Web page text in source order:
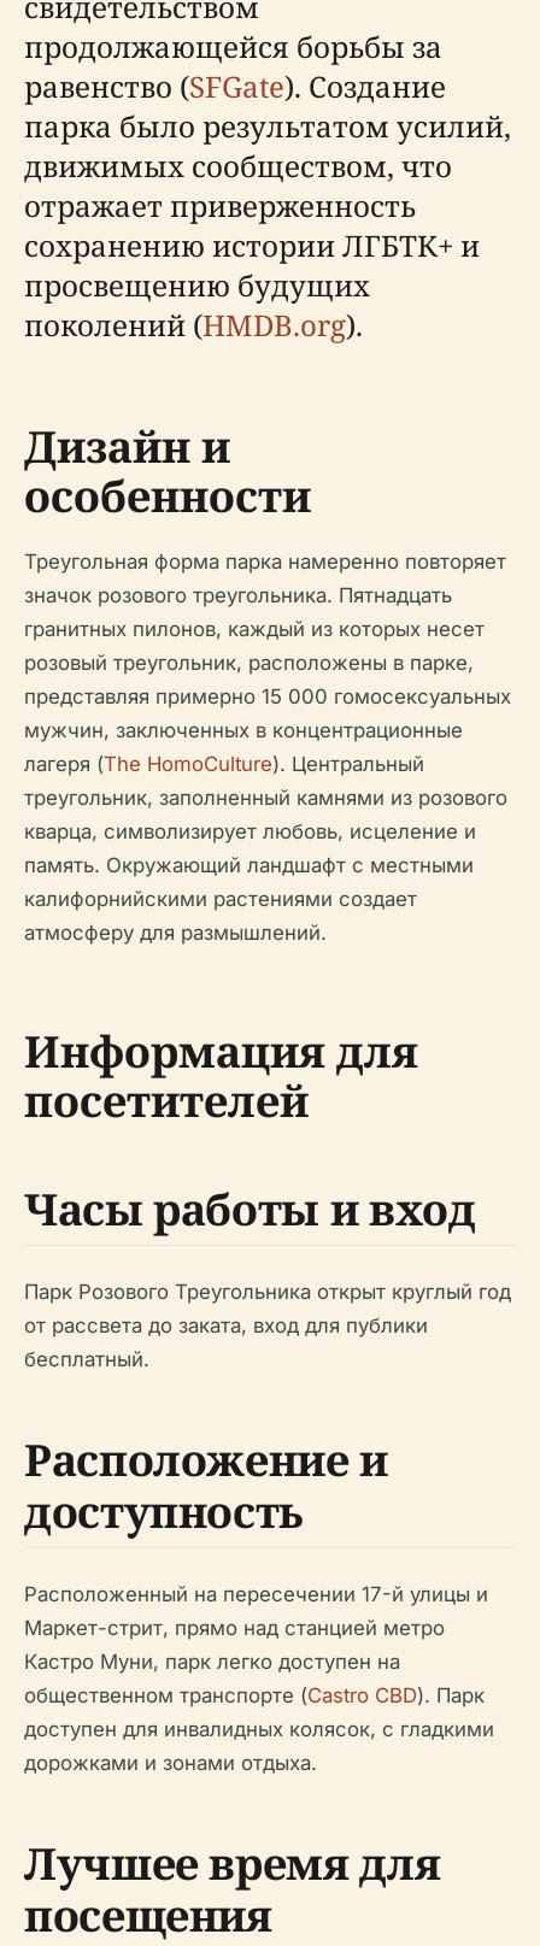
продолжающейся борьбы за
равенство (SFGate). Создание
парка было результатом усилий,
движимых сообществом, что
отражает приверженность
сохранению истории ЛГБТК+ и
просвещению будущих
поколений (HMDB.org).
Дизайн и
особенности
Треугольная форма парка намеренно повторяет
значок розового треугольника. Пятнадцать
гранитных пилонов, каждый из которых несет
розовый треугольник, расположены в парке,
представляя примерно 15 000 гомосексуальных
мужчин, заключенных в концентрационные
лагеря (The HomoCulture). Центральный
треугольник, заполненный камнями из розового
кварца, символизирует любовь, исцеление и
память. Окружающий ландшафт с местными
калифорнийскими растениями создает
атмосферу для размышлений.
Информация для
посетителей
Часы работы и вход
Парк Розового Треугольника открыт круглый год
от рассвета до заката, вход для публики
бесплатный.
Расположение и
доступность
Расположенный на пересечении 17-й улицы и
Маркет-стрит, прямо над станцией метро
Кастро Муни, парк легко доступен на
общественном транспорте (Castro CBD). Парк
доступен для инвалидных колясок, с гладкими
дорожками и зонами отдыха.
Лучшее время для
посещения